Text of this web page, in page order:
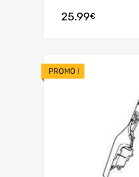
25.99€
PROMO !